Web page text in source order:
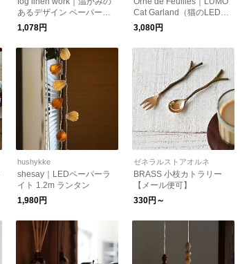
あるデザイン ペーパーマ
ッシュオーナメント クリ
スマス kurashisha
1,078円
Cat Garland（猫のLEDガ
ーランド）
3,080円
hushykke
shesay｜LEDペーパーラ
イト 1.2m ランタン
1,980円
ゼネラルストアオルネ
BRASS 小枝カトラリー
【メール便可】
330円～